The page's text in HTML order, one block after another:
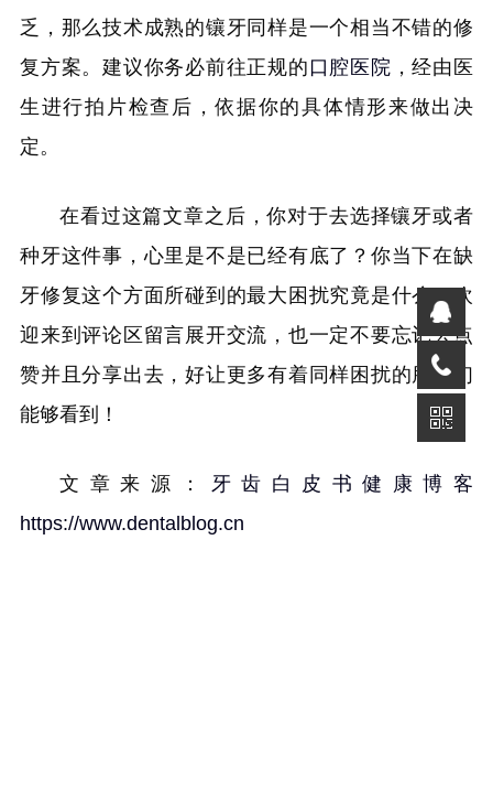
乏，那么技术成熟的镶牙同样是一个相当不错的修
复方案。建议你务必前往正规的 口腔医院 ，经由医
生进行拍片检查后，依据你的具体情形来做出决
定。
在看过这篇文章之后，你对于去选择镶牙或者
种牙这件事，心里是不是已经有底了？你当下在缺
牙修复这个方面所碰到的最大困扰究竟是什么？欢
迎来到评论区留言展开交流，也一定不要忘记去点
赞并且分享出去，好让更多有着同样困扰的朋友们
能够看到！
文章来源：
牙齿白皮书健康博客
https://www.dentalblog.cn